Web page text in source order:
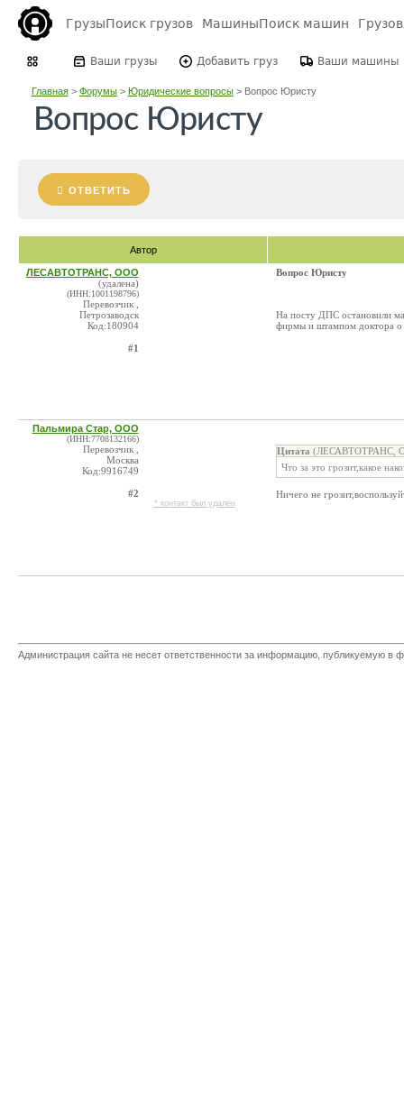
ГрузыПоиск грузов МашиныПоиск машин
Ваши грузы Добавить груз Ваши машины
Главная> Форумы> Юридические вопросы> Вопрос Юристу
Вопрос Юристу
ОТВЕТИТЬ
Автор
ЛЕСАВТОТРАНС, ООО
(удалена)
(ИНН:1001198796)
Перевозчик ,
Петрозаводск
Код:180904
#1
Вопрос Юристу
На посту ДПС остановили
фирмы и штампом доктора о
Пальмира Стар, ООО
(ИНН:7708132166)
Перевозчик ,
Москва
Код:9916749
#2
* контакт был удален
Цитата (ЛЕСАВТОТРАНС,
Что за это грозит,какое
Ничего не
Администрация сайта не несет ответственности за информацию, публикуемую